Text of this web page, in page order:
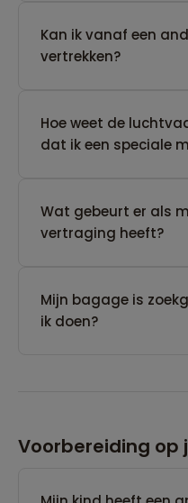
Kan ik vanaf een
vertrekken?
Hoe weet de
dat ik een speciale
Wat gebeurt er als
vertraging heeft?
Mijn bagage is
ik doen?
Voorbereiding op